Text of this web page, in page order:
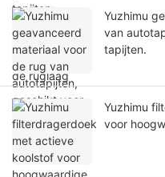
Yuzhimu
van
tapijten.
Yuzhimu
voor